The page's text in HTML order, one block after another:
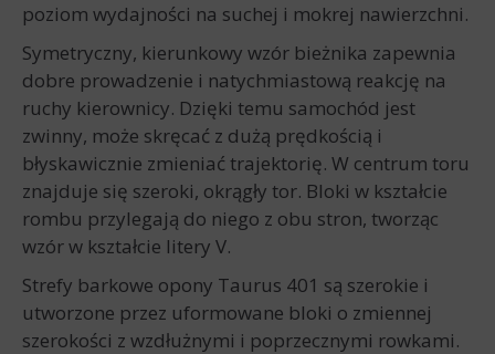
poziom wydajności na suchej i mokrej nawierzchni.
Symetryczny, kierunkowy wzór bieżnika zapewnia
dobre prowadzenie i natychmiastową reakcję na
ruchy kierownicy. Dzięki temu samochód jest
zwinny, może skręcać z dużą prędkością i
błyskawicznie zmieniać trajektorię. W centrum toru
znajduje się szeroki, okrągły tor. Bloki w kształcie
rombu przylegają do niego z obu stron, tworząc
wzór w kształcie litery V.
Strefy barkowe opony Taurus 401 są szerokie i
utworzone przez uformowane bloki o zmiennej
szerokości z wzdłużnymi i poprzecznymi rowkami.